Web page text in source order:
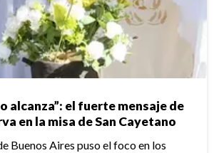
alcanza”: el fuerte mensaje de
en la misa de San Cayetano
Buenos Aires puso el foco en los